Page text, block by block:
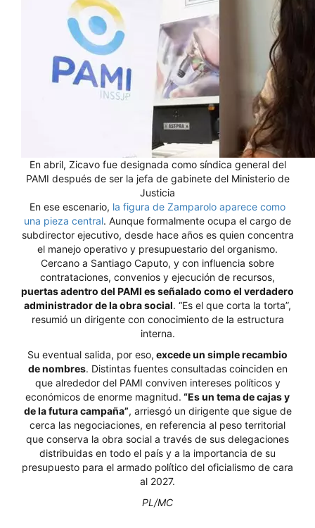
En abril, Zicavo fue designada como síndica general del
PAMI después de ser la jefa de gabinete del Ministerio de
Justicia
En ese escenario, la figura de Zamparolo aparece como
una pieza central. Aunque formalmente ocupa el cargo de
subdirector ejecutivo, desde hace años es quien concentra
el manejo operativo y presupuestario del organismo.
Cercano a Santiago Caputo, y con influencia sobre
contrataciones, convenios y ejecución de recursos,
puertas adentro del PAMI es señalado como el verdadero
administrador de la obra social. “Es el que corta la torta”,
resumió un dirigente con conocimiento de la estructura
interna.
Su eventual salida, por eso, excede un simple recambio
de nombres. Distintas fuentes consultadas coinciden en
que alrededor del PAMI conviven intereses políticos y
económicos de enorme magnitud. “Es un tema de cajas y
de la futura campaña”, arriesgó un dirigente que sigue de
cerca las negociaciones, en referencia al peso territorial
que conserva la obra social a través de sus delegaciones
distribuidas en todo el país y a la importancia de su
presupuesto para el armado político del oficialismo de cara
al 2027.
PL/MC